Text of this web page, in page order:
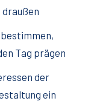
draußen
Tag prägen
der
ein